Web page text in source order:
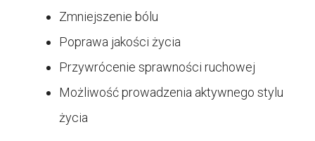
Zmniejszenie bólu
Poprawa jakości życia
Przywrócenie sprawności ruchowej
Możliwość prowadzenia aktywnego stylu
życia